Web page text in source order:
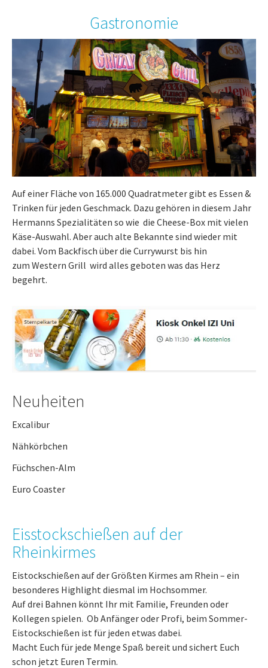
Gastronomie
Auf einer Fläche von 165.000 Quadratmeter gibt es Essen &
Trinken für jeden Geschmack. Dazu gehören in diesem Jahr
Hermanns Spezialitäten so wie die Cheese-Box mit vielen
Käse-Auswahl. Aber auch alte Bekannte sind wieder mit
dabei. Vom Backfisch über die Currywurst bis hin
zum Western Grill wird alles geboten was das Herz
begehrt.
Neuheiten
Excalibur
Nähkörbchen
Füchschen-Alm
Euro Coaster
Eisstockschießen auf der
Rheinkirmes
Eistockschießen auf der Größten Kirmes am Rhein – ein
besonderes Highlight diesmal im Hochsommer.
Auf drei Bahnen könnt Ihr mit Familie, Freunden oder
Kollegen spielen. Ob Anfänger oder Profi, beim Sommer-
Eistockschießen ist für jeden etwas dabei.
Macht Euch für jede Menge Spaß bereit und sichert Euch
schon jetzt Euren Termin.